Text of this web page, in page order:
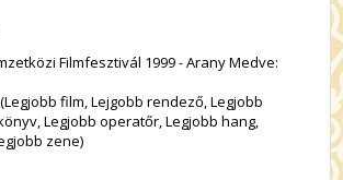
Filmfesztivál 1999 - Arany Medve:
film, Lejgobb rendező, Legjobb
Legjobb operatőr, Legjobb hang,
zene)